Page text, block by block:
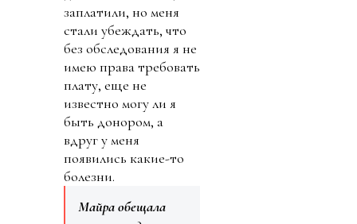
заплатили, но меня
стали убеждать, что
без обследования я не
имею права требовать
плату, еще не
известно могу ли я
быть донором, а
вдруг у меня
появились какие-то
болезни.
Майра обещала